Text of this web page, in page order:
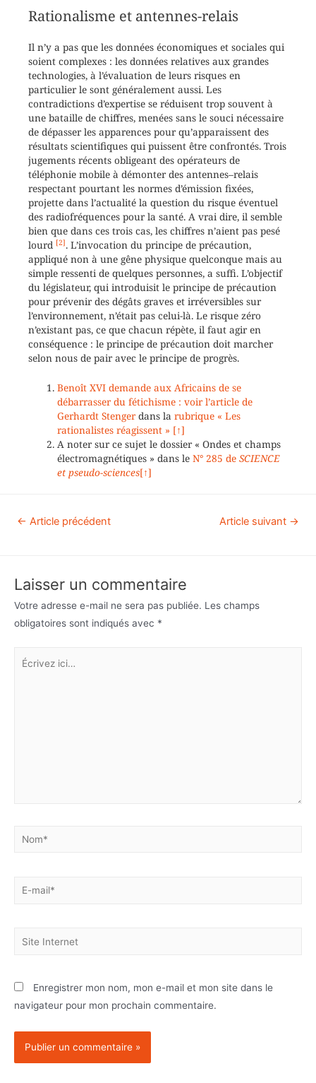
Rationalisme et antennes-relais
Il n’y a pas que les données économiques et sociales qui
soient complexes : les données relatives aux grandes
technologies, à l’évaluation de leurs risques en
particulier le sont généralement aussi. Les
contradictions d’expertise se réduisent trop souvent à
une bataille de chiffres, menées sans le souci nécessaire
de dépasser les apparences pour qu’apparaissent des
résultats scientifiques qui puissent être confrontés. Trois
jugements récents obligeant des opérateurs de
téléphonie mobile à démonter des antennes–relais
respectant pourtant les normes d’émission fixées,
projette dans l’actualité la question du risque éventuel
des radiofréquences pour la santé. A vrai dire, il semble
bien que dans ces trois cas, les chiffres n’aient pas pesé
lourd [2]. L’invocation du principe de précaution,
appliqué non à une gêne physique quelconque mais au
simple ressenti de quelques personnes, a suffi. L’objectif
du législateur, qui introduisit le principe de précaution
pour prévenir des dégâts graves et irréversibles sur
l’environnement, n’était pas celui-là. Le risque zéro
n’existant pas, ce que chacun répète, il faut agir en
conséquence : le principe de précaution doit marcher
selon nous de pair avec le principe de progrès.
Benoît XVI demande aux Africains de se
débarrasser du fétichisme : voir l’article de
Gerhardt Stengerdans larubrique « Les
rationalistes réagissent » [↑]
A noter sur ce sujet le dossier « Ondes et champs
électromagnétiques » dans leN° 285 deSCIENCE
et pseudo-sciences[↑]
← Article précédent Article suivant →
Laisser un commentaire
Votre adresse e-mail ne sera pas publiée. Les champs
obligatoires sont indiqués avec *
Enregistrer mon nom, mon e-mail et mon site dans le
navigateur pour mon prochain commentaire.